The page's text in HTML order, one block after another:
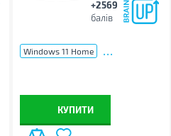
+2569
балів
Windows 11 Home ...
КУПИТИ